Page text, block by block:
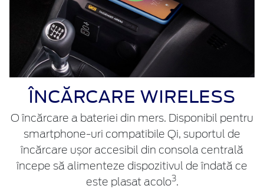
ÎNCĂRCARE WIRELESS
O încărcare a bateriei din mers. Disponibil pentru
smartphone-uri compatibile Qi, suportul de
încărcare ușor accesibil din consola centrală
începe să alimenteze dispozitivul de îndată ce
este plasat acolo3.